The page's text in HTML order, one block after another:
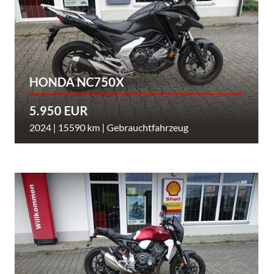
HONDA NC750X
5.950 EUR
2024 | 15590 km | Gebrauchtfahrzeug